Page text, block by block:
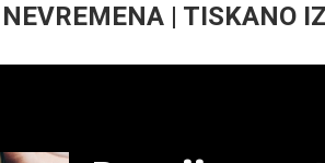
| TISKANO